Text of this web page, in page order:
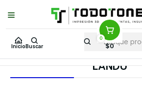
Inicio Buscar
0
$0
Puedes Elegir: Comprar enTienda·
Tienda en24 Horas
Inicio Todo 3D FILAMENTOS TODO PLA
PLA FIBRA DE CARBONO (PLA CF) LANDU
LANDU